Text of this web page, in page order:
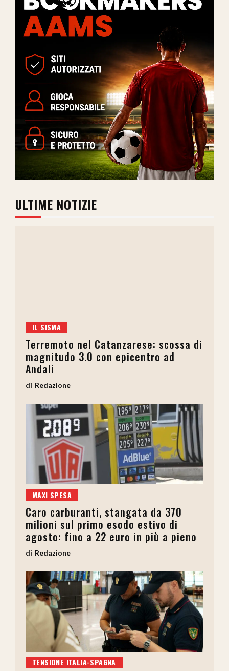
ULTIME NOTIZIE
IL SISMA
Terremoto nel Catanzarese: scossa di
magnitudo 3.0 con epicentro ad
Andali
Redazione
MAXI SPESA
Caro carburanti, stangata da 370
milioni sul primo esodo estivo di
agosto: fino a 22 euro in più a pieno
Redazione
TENSIONE ITALIA-SPAGNA